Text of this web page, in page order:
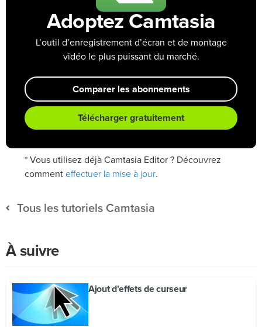
Adoptez Camtasia
L’outil d’enregistrement d’écran et de montage
vidéo le plus puissant du marché.
Comparer les abonnements
Télécharger gratuitement
* Vous utilisez déjà Camtasia Editor ? Découvrez
comment effectuer la mise à jour.
Tous les tutoriels Camtasia
À suivre
Ajout d’effets de curseur